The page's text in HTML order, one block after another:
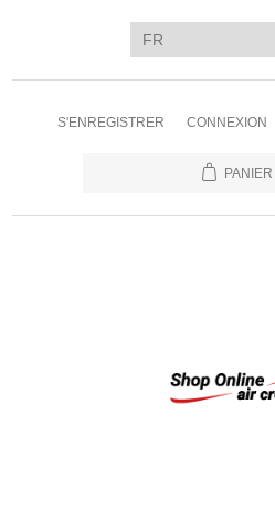
S'ENREGISTRER CONNEXION
PANIER